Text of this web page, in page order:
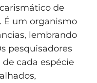
de
É um organismo
lembrando
pesquisadores
cada espécie